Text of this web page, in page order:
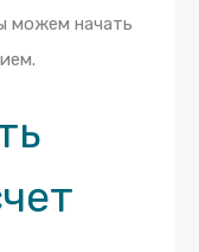
можем начать